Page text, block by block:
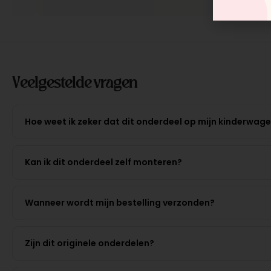
Veelgestelde vragen
Hoe weet ik zeker dat dit onderdeel op mijn
Kan ik dit onderdeel zelf monteren?
Wanneer wordt mijn bestelling verzonden?
Zijn dit originele onderdelen?